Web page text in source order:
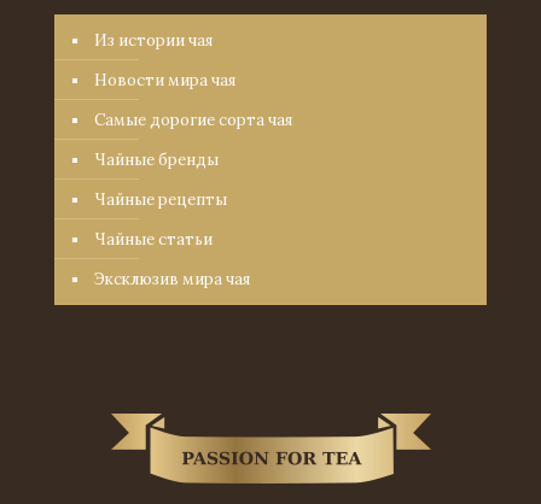
Из истории чая
Новости мира чая
Самые дорогие сорта чая
Чайные бренды
Чайные рецепты
Чайные статьи
Эксклюзив мира чая